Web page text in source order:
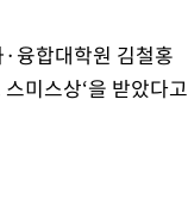
융합대학원 김철홍
미스상‘을 받았다고